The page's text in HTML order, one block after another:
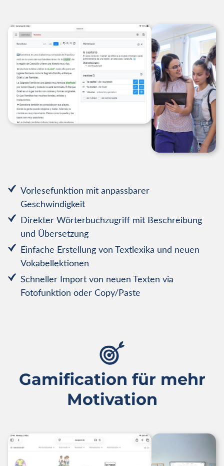
Vorlesefunktion mit anpassbarer
Geschwindigkeit
Direkter Wörterbuchzugriff mit Beschreibung
und Übersetzung
Einfache Erstellung von Textlexika und neuen
Vokabellektionen
Schneller Import von neuen Texten via
Fotofunktion oder Copy/Paste
Gamification für mehr
Motivation